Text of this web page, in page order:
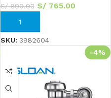
S/890.00 S/765.00
AÑADIR AL CARRITO
SKU: 3982604
-4%